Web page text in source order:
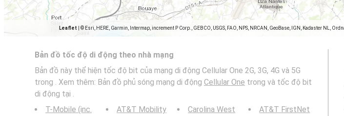
Leaflet © Esri, HERE, Garmin, Intermap, increment P Corp., GEBCO, USGS, FAO, NPS, NRCAN, GeoBase, IGN, Kadaster NL,
Bản đồ tốc độ di động theo nhà mạng
Bản đồ này thể hiện tốc độ bit của mạng di động Cellular One 2G, 3G, 4G và 5G
trong . Xem thêm: Bản đồ phủ sóng mạng di động Cellular One trong và tốc độ bit
di động tại .
T-Mobile (inc.
AT&T Mobility
Carolina West
AT&T FirstNet